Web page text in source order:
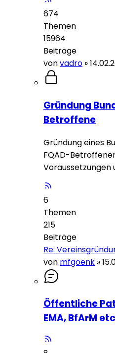
674
Themen
15964
Beiträge
vonvadro »
Gründung
Betroffene
Gründung eines
FQAD-
Voraussetzungen
6
Themen
215
Beiträge
Re:
von mfgoenk »
Öffentliche
EMA, BfArM